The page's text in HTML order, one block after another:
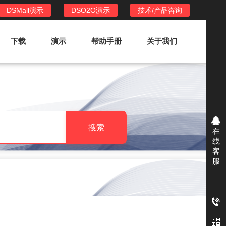
技术/产品咨询
DSO2O演示
DSMall演示
功能列表
提供新零售线上化经营管理工具，基于
LBS定位，只为让更多客户、多次到店
费
下载 演示 帮助手册 关于我们
搜索
在
线
客
服